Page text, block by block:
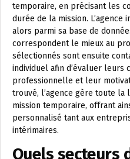
temporaire, en précisant les
durée de la mission. L’agence
alors parmi sa base de
correspondent le mieux au
sélectionnés sont ensuite
individuel afin d’évaluer leurs
professionnelle et leur
trouvé, l’agence gère toute la
mission temporaire, offrant
personnalisé tant aux
intérimaires.
Quels secteurs